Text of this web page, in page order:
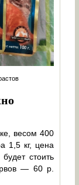
весом 400
1,5 кг, цена
стоить
— 60 р.